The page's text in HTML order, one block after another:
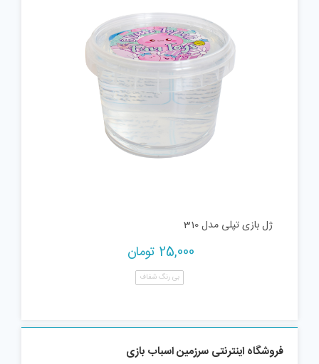
ژل بازی تپلی مدل 310
25,000 تومان
بی رنگ شفاف
فروشگاه اینترنتی سرزمین اسباب بازی